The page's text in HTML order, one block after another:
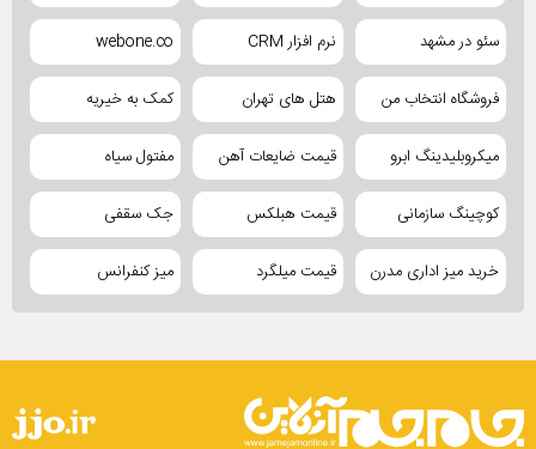
سئو در مشهد نرم افزار CRM webone.co
فروشگاه انتخاب من هتل های تهران کمک به خیریه
میکروبلیدینگ ابرو قیمت ضایعات آهن مفتول سیاه
کوچینگ سازمانی قیمت هبلکس جک سقفی
خرید میز اداری مدرن قیمت میلگرد میز کنفرانس